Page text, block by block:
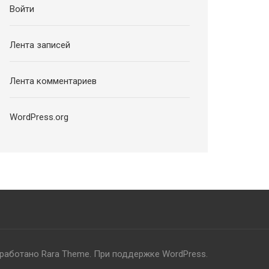
Войти
Лента записей
Лента комментариев
WordPress.org
Rara Theme . При поддержке WordPress